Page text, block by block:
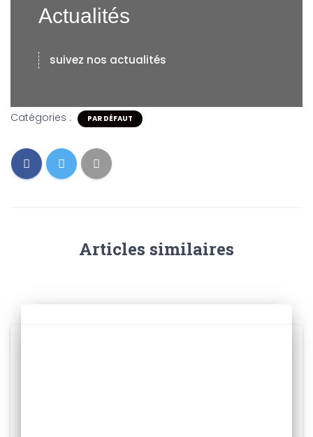
Actualités
suivez nos actualités
Catégories : PAR DÉFAUT
Articles similaires